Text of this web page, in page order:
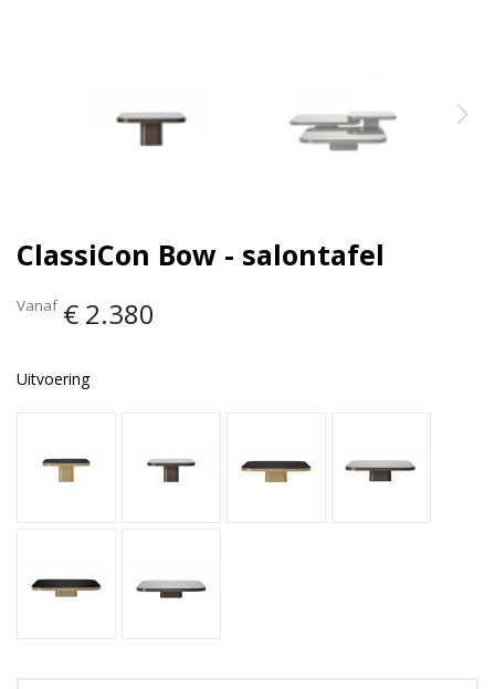
ClassiCon Bow - salontafel
Vanaf € 2.380
Uitvoering